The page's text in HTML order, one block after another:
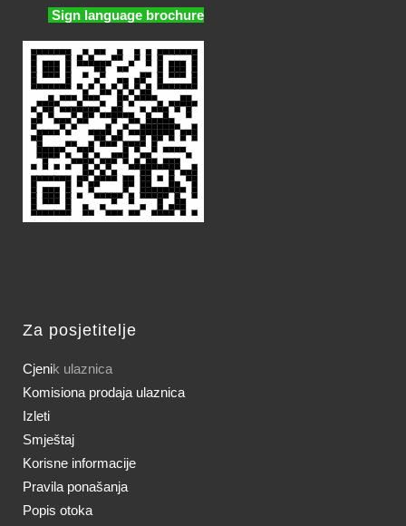
Sign language brochure
Za posjetitelje
Cjenik ulaznica
Komisiona prodaja ulaznica
Izleti
Smještaj
Korisne informacije
Pravila ponašanja
Popis otoka